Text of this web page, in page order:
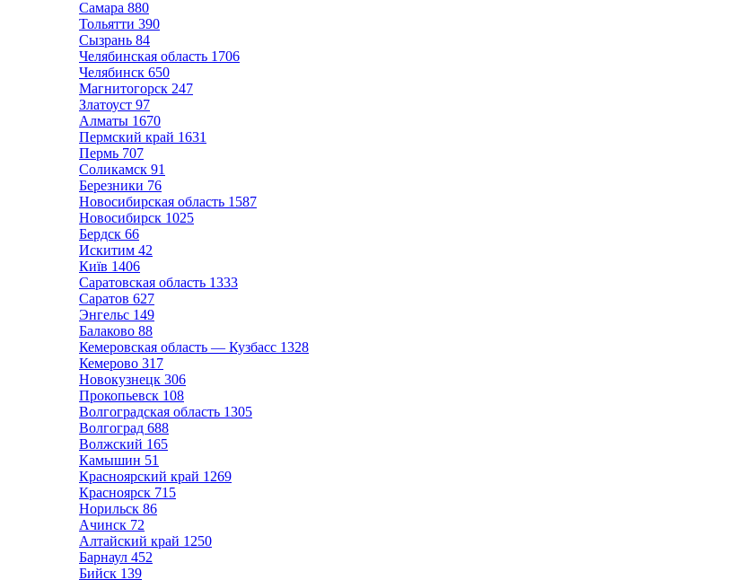
Самара 880
Тольятти 390
Сызрань 84
Челябинская область 1706
Челябинск 650
Магнитогорск 247
Златоуст 97
Алматы 1670
Пермский край 1631
Пермь 707
Соликамск 91
Березники 76
Новосибирская область 1587
Новосибирск 1025
Бердск 66
Искитим 42
Київ 1406
Саратовская область 1333
Саратов 627
Энгельс 149
Балаково 88
Кемеровская область — Кузбасс 1328
Кемерово 317
Новокузнецк 306
Прокопьевск 108
Волгоградская область 1305
Волгоград 688
Волжский 165
Камышин 51
Красноярский край 1269
Красноярск 715
Норильск 86
Ачинск 72
Алтайский край 1250
Барнаул 452
Бийск 139